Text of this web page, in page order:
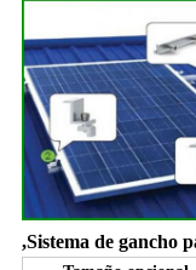
,Sistema de gancho